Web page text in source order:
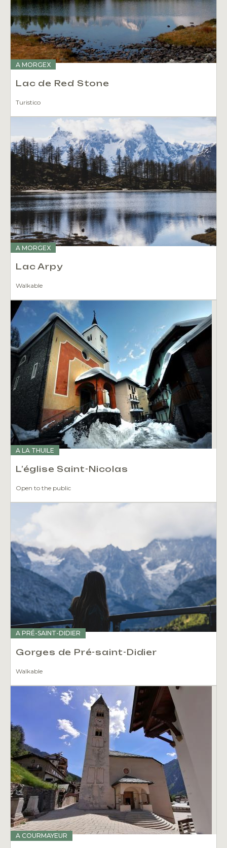
A MORGEX
Lac de Red Stone
Turistico
A MORGEX
Lac Arpy
Walkable
A LA THUILE
L’église Saint-Nicolas
Open to the public
A PRÉ-SAINT-DIDIER
Gorges de Pré-saint-Didier
Walkable
A COURMAYEUR